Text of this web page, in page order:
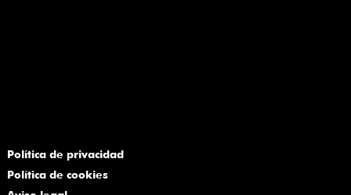
Política de privacidad
Política de cookies